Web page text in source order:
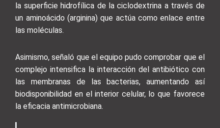
la superficie hidrofílica de la ciclodextrina a través de
un aminoácido (arginina) que actúa como enlace entre
las moléculas.
Asimismo, señaló que el equipo pudo comprobar que el
complejo intensifica la interacción del antibiótico con
las membranas de las bacterias, aumentando así
biodisponibilidad en el interior celular, lo que favorece
la eficacia antimicrobiana.